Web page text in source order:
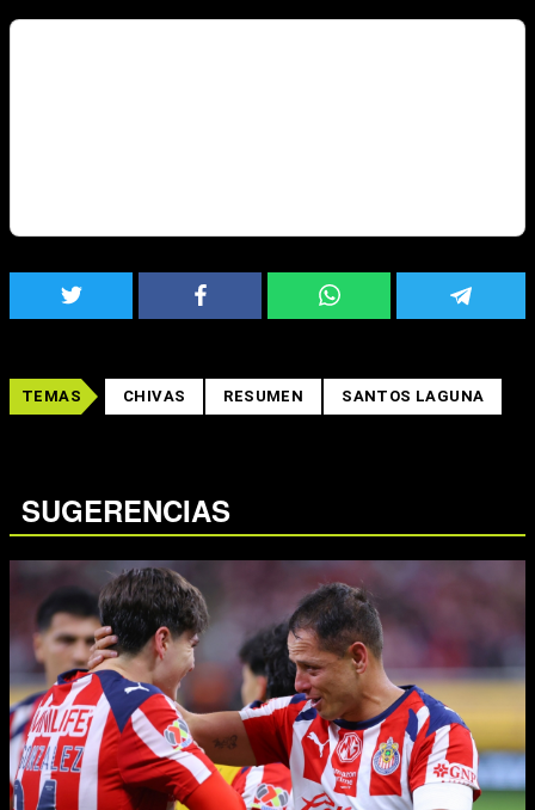
TEMAS CHIVAS RESUMEN SANTOS LAGUNA
SUGERENCIAS